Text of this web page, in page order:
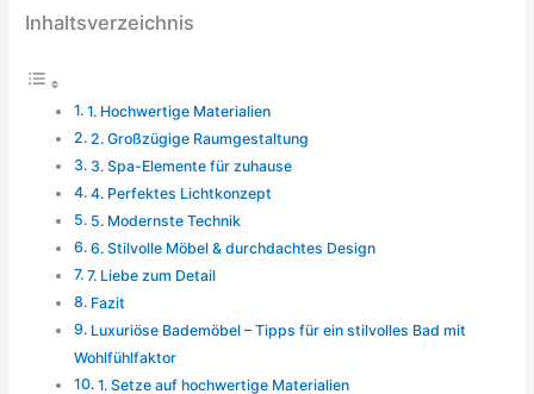
Inhaltsverzeichnis
1. Hochwertige Materialien
2. Großzügige Raumgestaltung
3. Spa-Elemente für zuhause
4. Perfektes Lichtkonzept
5. Modernste Technik
6. Stilvolle Möbel & durchdachtes Design
7. Liebe zum Detail
Fazit
Luxuriöse Bademöbel – Tipps für ein stilvolles Bad mit
Wohlfühlfaktor
1. Setze auf hochwertige Materialien